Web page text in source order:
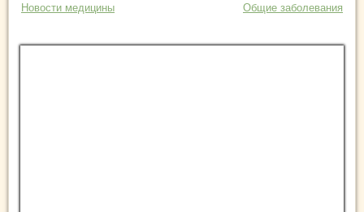
Новости медицины Общие заболевания